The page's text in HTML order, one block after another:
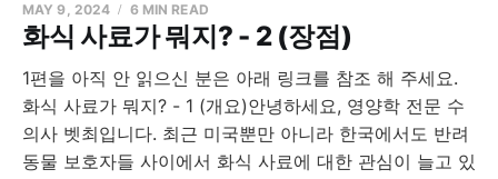
화식 사료가 뭐지? - 2 (장점)
MAY 9, 2024 6 MIN READ
1편을 아직 안 읽으신 분은 아래 링크를 참조 해 주세요.
화식 사료가 뭐지? - 1 (개요)안녕하세요, 영양학 전문 수
의사 벳최입니다. 최근 미국뿐만 아니라 한국에서도 반려
동물 보호자들 사이에서 화식 사료에 대한 관심이 늘고 있